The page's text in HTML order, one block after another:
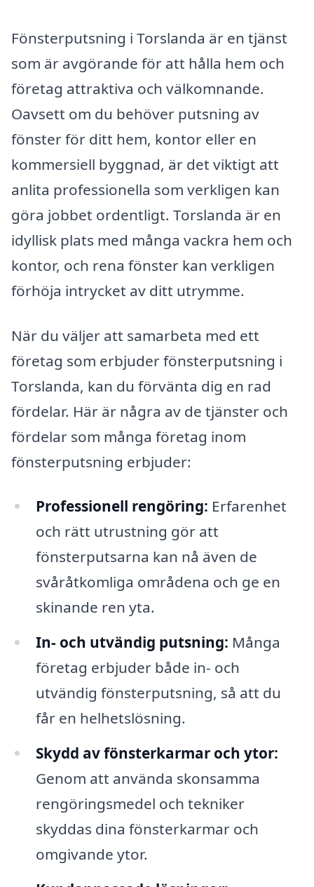
Fönsterputsning i Torslanda är en tjänst
som är avgörande för att hålla hem och
företag attraktiva och välkomnande.
Oavsett om du behöver putsning av
fönster för ditt hem, kontor eller en
kommersiell byggnad, är det viktigt att
anlita professionella som verkligen kan
göra jobbet ordentligt. Torslanda är en
idyllisk plats med många vackra hem och
kontor, och rena fönster kan verkligen
förhöja intrycket av ditt utrymme.
När du väljer att samarbeta med ett
företag som erbjuder fönsterputsning i
Torslanda, kan du förvänta dig en rad
fördelar. Här är några av de tjänster och
fördelar som många företag inom
fönsterputsning erbjuder:
Professionell rengöring: Erfarenhet
och rätt utrustning gör att
fönsterputsarna kan nå även de
svåråtkomliga områdena och ge en
skinande ren yta.
In- och utvändig putsning: Många
företag erbjuder både in- och
utvändig fönsterputsning, så att du
får en helhetslösning.
Skydd av fönsterkarmar och ytor:
Genom att använda skonsamma
rengöringsmedel och tekniker
skyddas dina fönsterkarmar och
omgivande ytor.